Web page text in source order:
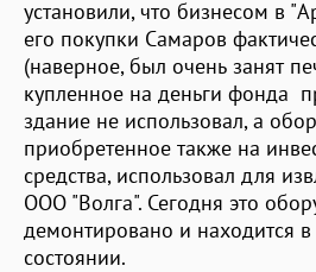
установили, что бизнесом в
его покупки Самаров
(наверное, был очень занят
купленное на деньги фонда
здание не использовал, а
приобретенное также на
средства, использовал для
ООО "Волга". Сегодня это
демонтировано и находится
состоянии.